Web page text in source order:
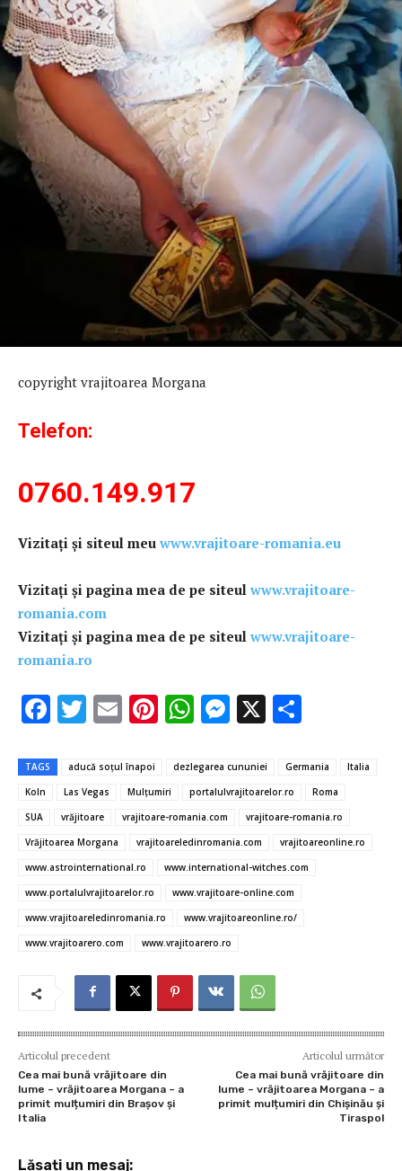
copyright vrajitoarea Morgana
Telefon:
0760.149.917
Vizitați și siteul meu www.vrajitoare-romania.eu
Vizitaţi şi pagina mea de pe siteul www.vrajitoare-
romania.com
Vizitaţi şi pagina mea de pe siteul www.vrajitoare-
romania.ro
F
e
b
o
o
k
T
it
te
r
E
ai
l
Pi
er
es
t
W
at
s
A
p
p
M
se
n
er
X
ta
je
az
ă
TAGS aducă soţul înapoi dezlegarea cununiei Germania
Italia
Koln
Las Vegas Mulțumiri portalulvrajitoarelor.ro
Roma
SUA
vrăjitoare vrajitoare-romania.com
vrajitoare-romania.ro
Vrăjitoarea Morgana
vrajitoareledinromania.com
vrajitoareonline.ro
www.astrointernational.ro
www.international-witches.com
www.portalulvrajitoarelor.ro
www.vrajitoare-online.com
www.vrajitoareledinromania.ro
www.vrajitoareonline.ro/
www.vrajitoarero.com
www.vrajitoarero.ro
Articolul precedent
Cea mai bună vrăjitoare din
lume – vrăjitoarea Morgana – a
primit mulțumiri din Brașov și
Italia
Articolul următor
Cea mai bună vrăjitoare din
lume – vrăjitoarea Morgana – a
primit mulțumiri din Chișinău și
Tiraspol
Lăsați un mesaj: